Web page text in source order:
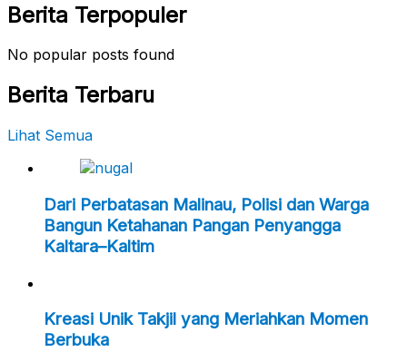
Berita Terpopuler
No popular posts found
Berita Terbaru
Lihat Semua
Dari Perbatasan Malinau, Polisi dan Warga
Bangun Ketahanan Pangan Penyangga
Kaltara–Kaltim
Kreasi Unik Takjil yang Meriahkan Momen
Berbuka